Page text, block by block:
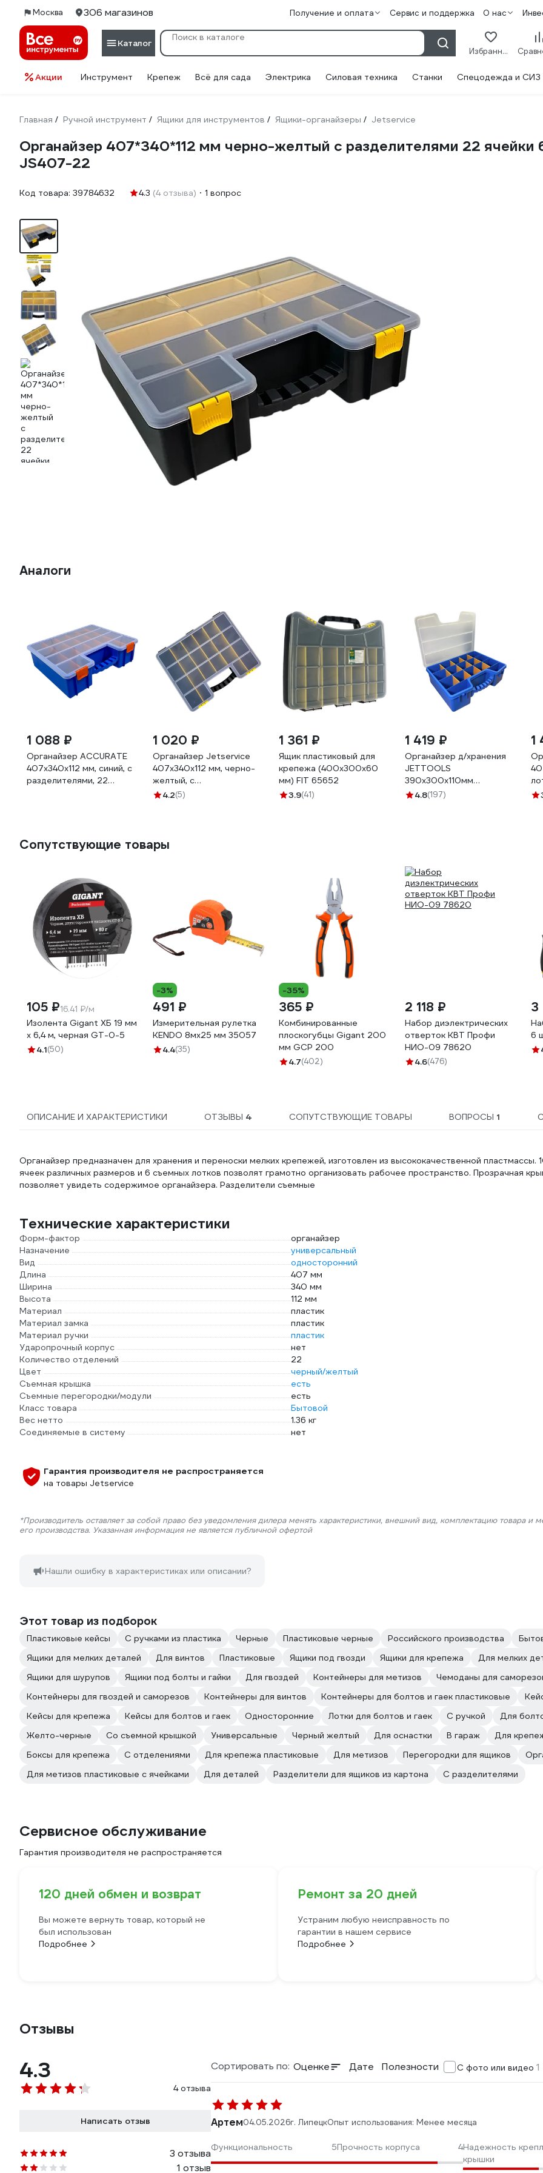
Москва 306 магазинов Получение и оплата Сервис и поддержка О нас
Каталог
Избранное
Акции Инструмент Крепеж Всё для сада Электрика Силовая техника Станки Спецодежда и СИЗ
Главная / Ручной инструмент / Ящики для инструментов / Ящики-органайзеры / Jetservice
Органайзер 407*340*112 мм черно-желтый с разделителями 22 ячейки
JS407-22
Код товара: 39784632 4.3 (4 отзыва) 1 вопрос
Аналоги
1 088 ₽
Органайзер ACCURATE
407x340x112 мм, синий, с
разделителями, 22
1 020 ₽
Органайзер Jetservice
407х340х112 мм, черно-
желтый, с
разделителями, 22
4.2(5)
1 361 ₽
Ящик пластиковый для
крепежа (400х300х60
мм) FIT 65652
3.9(41)
1 419 ₽
Органайзер д/хранения
JETTOOLS
390x300x110мм
JT170390
4.8(197)
1
Сопутствующие товары
105 ₽16.41 ₽/м
Изолента Gigant ХБ 19 мм
х 6,4 м, черная GT-0-5
4.1(50)
-3%
491 ₽
Измерительная рулетка
KENDO 8мх25 мм 35057
4.4(35)
-35%
365 ₽
Комбинированные
плоскогубцы Gigant 200
мм GCP 200
4.7(402)
2 118 ₽
Набор диэлектрических
отверток КВТ Профи
НИО-09 78620
4.6(476)
3
6
ОПИСАНИЕ И ХАРАКТЕРИСТИКИ ОТЗЫВЫ 4 СОПУТСТВУЮЩИЕ ТОВАРЫ ВОПРОСЫ 1
Органайзер предназначен для хранения и переноски мелких крепежей, изготовлен из высококачественной пластмассы.
ячеек различных размеров и 6 съемных лотков позволят грамотно организовать рабочее пространство. Прозрачная
позволяет увидеть содержимое органайзера. Разделители съемные
Технические характеристики
Форм-фактор
органайзер
Назначение
универсальный
Вид
односторонний
Длина
407 мм
Ширина
340 мм
Высота
112 мм
Материал
пластик
Материал замка
пластик
Материал ручки
пластик
Ударопрочный корпус
нет
Количество отделений
22
Цвет
черный/желтый
Съемная крышка
есть
Съемные перегородки/модули
есть
Класс товара
Бытовой
Вес нетто
1.36 кг
Соединяемые в систему
нет
Гарантия производителя не распространяется
на товары Jetservice
*Производитель оставляет за собой право без уведомления дилера менять характеристики, внешний вид, комплектацию товара и
его производства. Указанная информация не является публичной офертой
Нашли ошибку в характеристиках или описании?
Этот товар из подборок
Пластиковые кейсы С ручками из пластика Черные Пластиковые черные Российского производства
Ящики для мелких деталей
Для винтов Пластиковые Ящики под гвозди Ящики для крепежа
Для мелких
Ящики для шурупов
Ящики под болты и гайки Для гвоздей Контейнеры для метизов
Чемоданы для
Контейнеры для гвоздей и саморезов
Контейнеры для винтов Контейнеры для болтов и гаек пластиковые
Кейсы для крепежа
Кейсы для болтов и гаек Односторонние Лотки для болтов и гаек С ручкой
Для
Желто-черные
Со съемной крышкой Универсальные Черный желтый Для оснастки В гараж
Для
Боксы для крепежа
С отделениями Для крепежа пластиковые Для метизов Перегородки для ящиков
Для метизов пластиковые с ячейками
Для деталей Разделители для ящиков из картона С разделителями
Сервисное обслуживание
Гарантия производителя не распространяется
120 дней обмен и возврат
Вы можете вернуть товар, который не
был использован
Подробнее
Ремонт за 20 дней
Устраним любую неисправность по
гарантии в нашем сервисе
Подробнее
Отзывы
4.3
4 отзыва
Написать отзыв
3 отзыва
1 отзыв
Сортировать по: Оценке Дате Полезности С фото или видео 1
Артем04.05.2026г. ЛипецкОпыт использования: Менее месяца
Функциональность 5Прочность корпуса 4Надежность
крышки